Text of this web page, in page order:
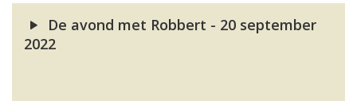
De avond met Robbert - 20 september
2022